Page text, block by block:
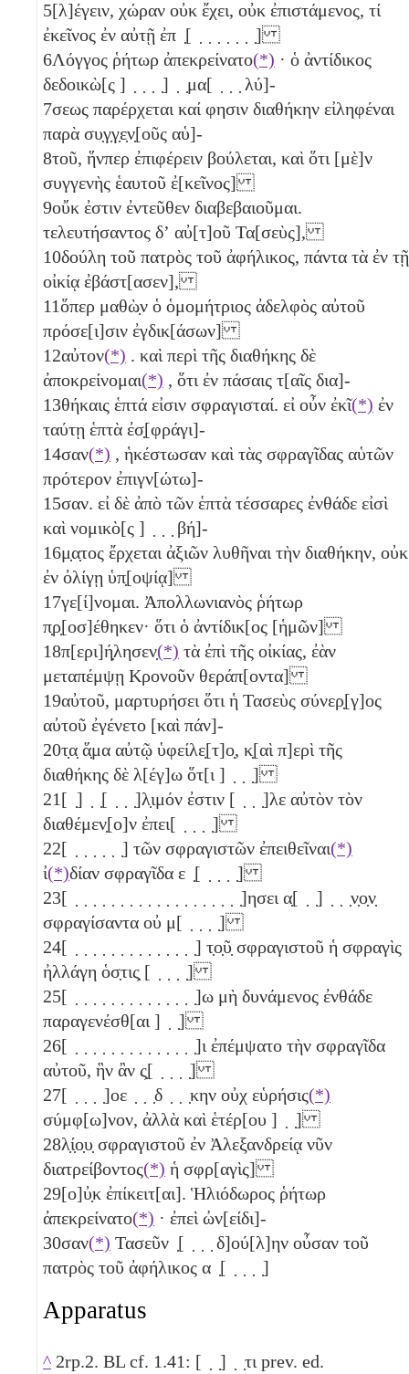
5[λ]έγειν, χώραν οὐκ ἔχει, οὐκ ἐπιστάμενος, τί
ἐκεῖνος ἐν αὐτῇ ἐπ ̣[ ̣ ̣ ̣ ̣ ̣ ̣ ̣]
6Λόγγος ῥήτωρ ἀπεκρείνατο(*) · ὁ ἀντίδικος
δεδοικὼ[ς ] ̣ ̣ ̣ ̣] ̣ ̣μα[ ̣ ̣ ̣ λύ]-
7σεως παρέρχεται καί φησιν διαθήκην εἰληφέναι
παρὰ συ̣γ̣γ̣ε̣ν̣[οῦς αὑ]-
8τοῦ, ἥνπερ ἐπιφέρειν βούλεται, καὶ ὅτι [μὲ]ν
συγγενὴς ἑαυτοῦ ἐ[κεῖνος]
9οὔκ ἐστιν ἐντεῦθεν διαβεβαιοῦμαι.
τελευτήσαντος δʼ αὐ[τ]οῦ Τα[σεὺς],
10δούλη τοῦ πατρὸς τοῦ ἀφήλικος, πάντα τὰ ἐν τῇ
οἰκίᾳ ἐβάστ[ασεν],
11ὅπερ μαθὼ̣ν ὁ ὁμομήτριος ἀδελφὸς αὐτοῦ
πρόσε[ι]σιν ἐγδικ[άσων]
12αὐτον(*) . καὶ περὶ τῆς διαθήκης δὲ
ἀποκρείνομαι(*) , ὅτι ἐν πάσαις τ[αῖς δια]-
13θήκαις ἑπτά εἰσιν σφραγισταί. εἰ οὖν ἐκῖ(*) ἐν
ταύτῃ ἑπτὰ ἐσ̣[φράγι]-
14σαν(*) , ἡκέστωσαν καὶ τὰς σφραγῖδας αὑτῶν
πρότερον ἐπιγν[ώτω]-
15σαν. εἰ δὲ ἀπὸ τῶν ἑπτὰ τέσσαρες ἐνθάδε εἰσὶ
καὶ νομικὸ[ς ] ̣ ̣ ̣ βή]-
16μ̣α̣τος ἔρχεται ἀξιῶν λυθῆναι τὴν διαθήκην, οὐκ
ἐν ὀλίγῃ ὑπ̣[οψίᾳ]
17γε[ί]νομαι. Ἀπολλωνιανὸς ῥήτωρ
π̣ρ̣[οσ]έθηκεν· ὅτι ὁ ἀντίδικ[ος [ἡμῶν]
18π[ερι]ή̣λησεν̣(*) τὰ ἐπὶ τῆς οἰκίας, ἐὰν
μεταπέμψῃ Κρονοῦν θεράπ[οντα]
19αὐτοῦ, μαρτυρήσει ὅτι ἡ Τασεὺς σύνερ̣[γ]ος
αὐτοῦ ἐγένετο [καὶ πάν]-
20τ̣α̣ ἅ̣μα αὐτῷ ὑφείλε̣[τ]ο̣, κ̣[αὶ π]ερὶ τῆς
διαθήκης δὲ λ[έγ]ω ὅτ[ι ] ̣ ̣ ̣]
21[ ̣] ̣ ̣[ ̣ ̣ ̣]λ̣ιμόν ἐστιν [ ̣ ̣ ̣]λε αὐτὸν τὸν
διαθέμεν̣[ο]ν ἐπει[ ̣ ̣ ̣ ̣]
22[ ̣ ̣ ̣ ̣ ̣ ̣] τῶν σφραγιστῶν ἐπειθεῖναι(*)
ἰ(*)δίαν σφραγῖδα ε ̣[ ̣ ̣ ̣ ̣]
23[ ̣ ̣ ̣ ̣ ̣ ̣ ̣ ̣ ̣ ̣ ̣ ̣ ̣ ̣ ̣ ̣ ̣ ̣ ̣]ησει α̣[ ̣ ̣] ̣ ̣ ̣ν̣ο̣ν̣
σφραγίσαντα οὐ μ[ ̣ ̣ ̣ ̣]
24[ ̣ ̣ ̣ ̣ ̣ ̣ ̣ ̣ ̣ ̣ ̣ ̣ ̣ ̣] τ̣ο̣ῦ̣ σφραγιστοῦ ἡ σφραγὶς
ἠλλάγη ὁσ̣τις̣ [ ̣ ̣ ̣ ̣]
25[ ̣ ̣ ̣ ̣ ̣ ̣ ̣ ̣ ̣ ̣ ̣ ̣ ̣ ̣]ω μὴ δυνάμενος ἐνθάδε
παραγενέσθ[αι ] ̣ ̣]
26[ ̣ ̣ ̣ ̣ ̣ ̣ ̣ ̣ ̣ ̣ ̣ ̣ ̣ ̣]ι ἐπέμψατο τὴν σφραγῖδα
αὐτοῦ, ἣν ἂν ς̣[ ̣ ̣ ̣ ̣]
27[ ̣ ̣ ̣ ̣]οε ̣ ̣ ̣δ ̣ ̣ ̣κην οὐχ εὑρήσις(*)
σύμφ[ω]νον, ἀλλὰ καὶ ἑτέρ[ου ] ̣ ̣]
28λ̣ί̣ο̣υ̣ σφραγιστοῦ ἐν Ἀλεξανδρείᾳ νῦν
διατρείβοντος(*) ἡ σφρ[αγὶς]
29[ο]ὐ̣κ ἐπίκειτ[αι]. Ἡλιόδωρος ῥήτωρ
ἀπεκρείνατο(*) · ἐπεὶ ὠν[είδι]-
30σαν(*) Τασεῦν ̣[ ̣ ̣ ̣ δ]ού[λ]ην οὖσαν τοῦ
πατρὸς τοῦ ἀφήλικος α ̣[ ̣ ̣ ̣ ̣]
Apparatus
^ 2rp.2. BL cf. 1.41: [ ̣ ̣] ̣ ̣τι prev. ed.